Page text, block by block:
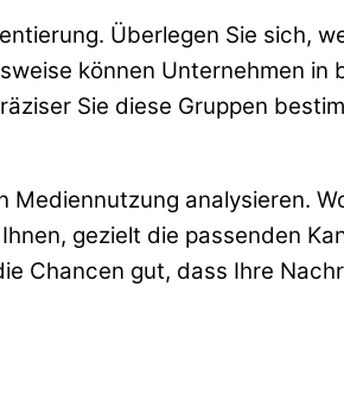
Überlegen Sie sich,
können Unternehmen
Sie diese Gruppen
analysieren.
gezielt die passenden
Chancen gut, dass Ihre